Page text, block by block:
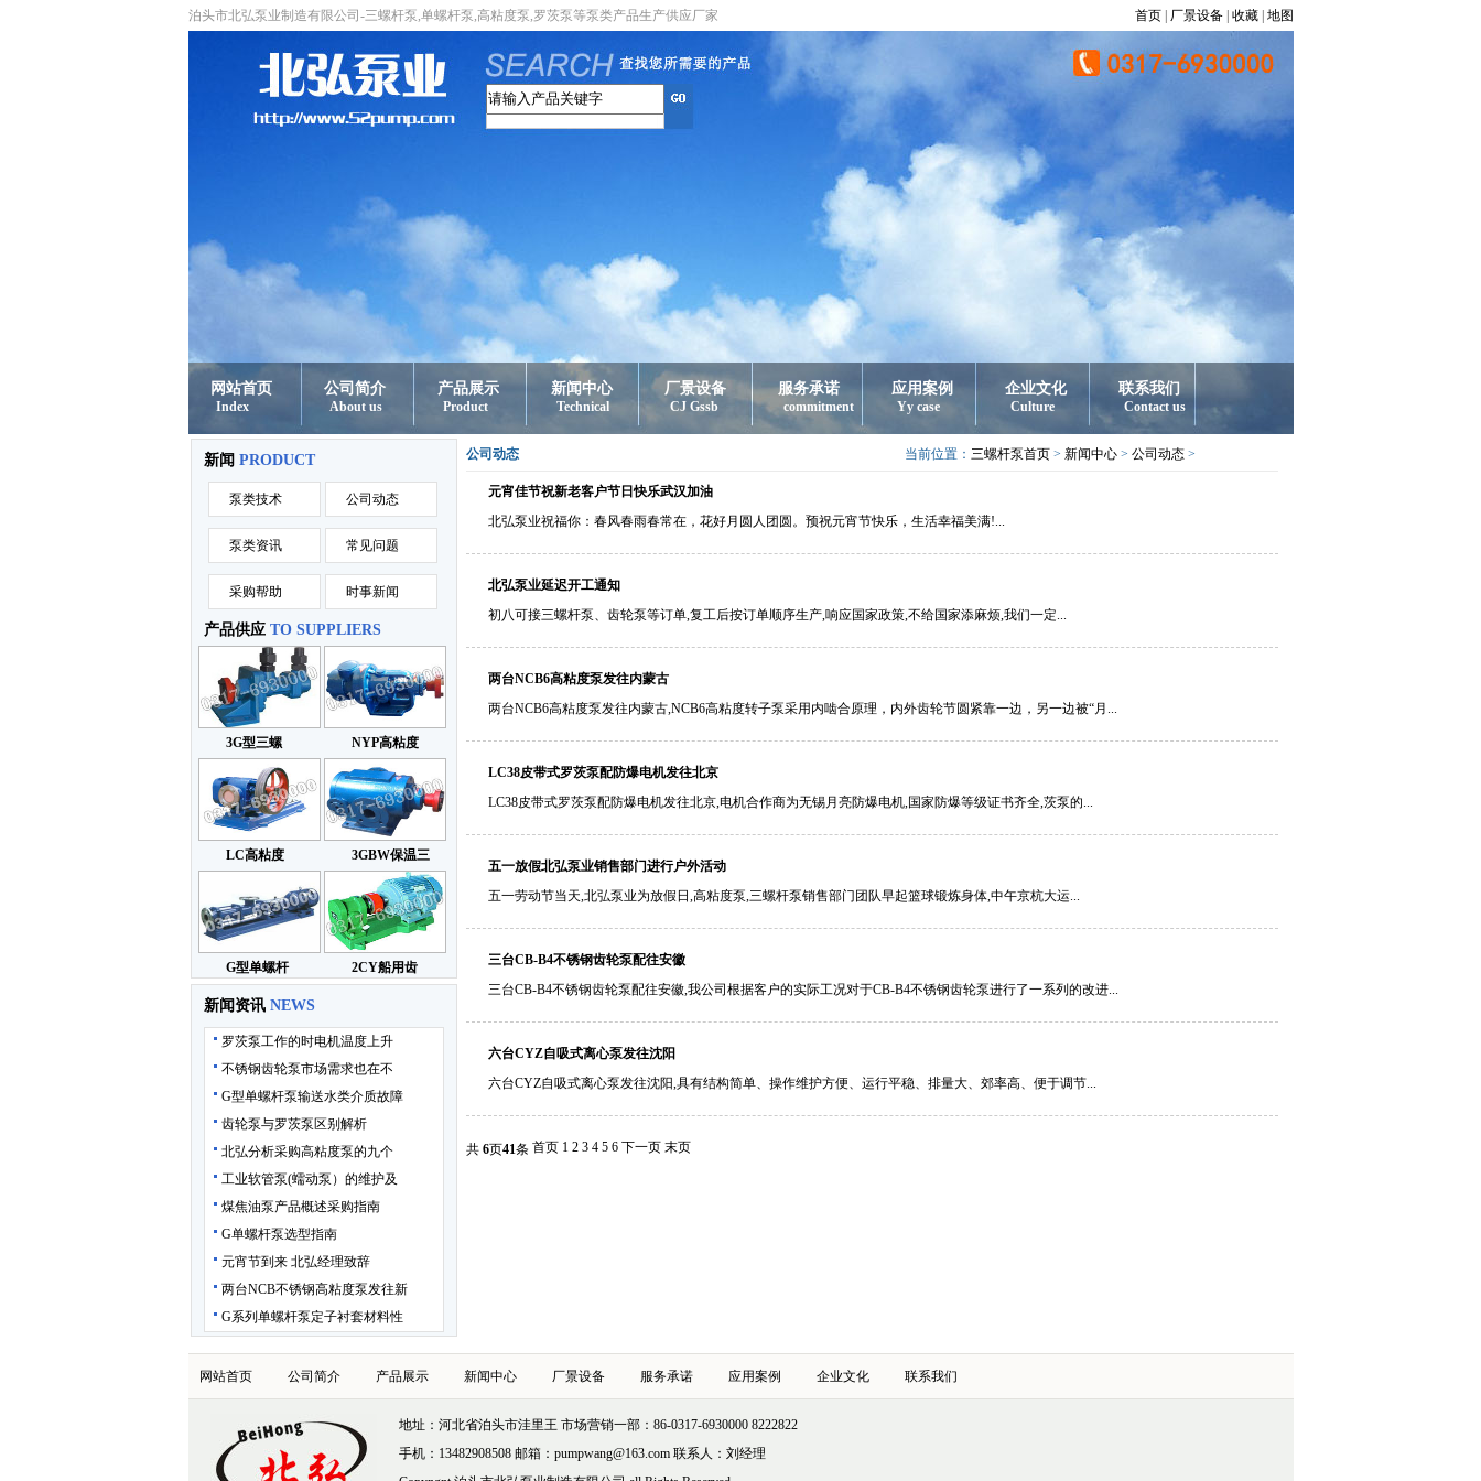
泊头市北弘泵业制造有限公司-三螺杆泵,单螺杆泵,高粘度泵,罗茨泵等泵类产品生产供应厂家 首页| 厂景设备| 收藏| 地图
网站首页
Index
公司简介
About us
产品展示
Product
新闻中心
Technical
厂景设备
CJ Gssb
服务承诺
commitment
应用案例
Yy case
企业文化
Culture
联系我们
Contact us
新闻 PRODUCT
泵类技术 公司动态
泵类资讯 常见问题
采购帮助 时事新闻
产品供应 TO SUPPLIERS
3G型三螺 NYP高粘度
LC高粘度 3GBW保温三
G型单螺杆 2CY船用齿
新闻资讯 NEWS
罗茨泵工作的时电机温度上升
不锈钢齿轮泵市场需求也在不
G型单螺杆泵输送水类介质故障
齿轮泵与罗茨泵区别解析
北弘分析采购高粘度泵的九个
工业软管泵(蠕动泵）的维护及
煤焦油泵产品概述采购指南
G单螺杆泵选型指南
元宵节到来 北弘经理致辞
两台NCB不锈钢高粘度泵发往新
G系列单螺杆泵定子衬套材料性
公司动态 当前位置： 三螺杆泵首页> 新闻中心> 公司动态>
元宵佳节祝新老客户节日快乐武汉加油
北弘泵业祝福你：春风春雨春常在，花好月圆人团圆。预祝元宵节快乐，生活幸福美满!...
北弘泵业延迟开工通知
初八可接三螺杆泵​、齿轮泵等订单,复工后按订单顺序生产,响应国家政策,不给国家添麻烦,我们一定...
两台NCB6高粘度泵发往内蒙古
两台NCB6高粘度泵发往内蒙古,NCB6高粘度转子泵采用内啮合原理，内外齿轮节圆紧靠一边，另一边被“月...
LC38皮带式罗茨泵配防爆电机发往北京
LC38皮带式罗茨泵配防爆电机发往北京,电机合作商为无锡月亮防爆电机,国家防爆等级证书齐全,茨泵的...
五一放假北弘泵业销售部门进行户外活动
五一劳动节当天,北弘泵业为放假日,高粘度泵,三螺杆泵销售部门团队早起篮球锻炼身体,中午京杭大运...
三台CB-B4不锈钢齿轮泵配往安徽
三台CB-B4不锈钢齿轮泵配往安徽,我公司根据客户的实际工况对于CB-B4不锈钢齿轮泵进行了一系列的改进...
六台CYZ自吸式离心泵发往沈阳
六台CYZ自吸式离心泵发往沈阳,具有结构简单、操作维护方便、运行平稳、排量大、郊率高、便于调节...
共 6页41条 首页 1 2 3 4 5 6 下一页 末页
网站首页 公司简介 产品展示 新闻中心 厂景设备 服务承诺 应用案例 企业文化 联系我们
地址：河北省泊头市洼里王 市场营销一部：86-0317-6930000 8222822
手机：13482908508 邮箱：pumpwang@163.com 联系人：刘经理